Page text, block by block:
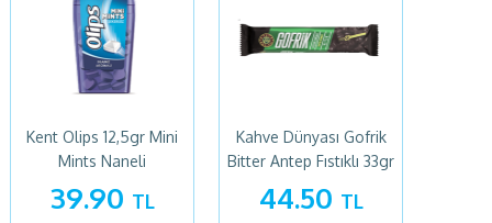
Kent Olips 12,5gr Mini
Mints Naneli
39.90 TL
Kahve Dünyası Gofrik
Bitter Antep Fıstıklı 33gr
44.50 TL